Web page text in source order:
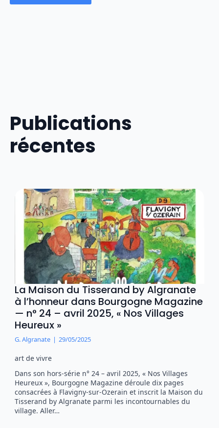
Publications
récentes
La Maison du Tisserand by Algranate
à l’honneur dans Bourgogne Magazine
— n° 24 – avril 2025, « Nos Villages
Heureux »
G. Algranate 29/05/2025
art de vivre
Dans son hors-série n° 24 – avril 2025, « Nos Villages
Heureux », Bourgogne Magazine déroule dix pages
consacrées à Flavigny-sur-Ozerain et inscrit la Maison du
Tisserand by Algranate parmi les incontournables du
village. Aller…